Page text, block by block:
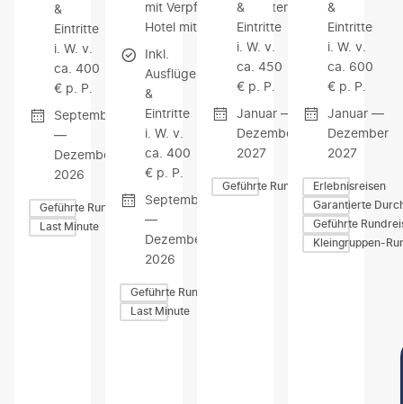
&
Eintritte
i. W. v.
ca. 400
€ p. P.
September
—
Dezember
2026
Geführte Rundreisen
Last Minute
mit Verpflegung / 4-Sterne-
Hotel mit Frühstück
Inkl.
Ausflüge
&
Eintritte
i. W. v.
ca. 400
€ p. P.
September
—
Dezember
2026
Geführte Rundreisen
Last Minute
&
Eintritte
i. W. v.
ca. 450
€ p. P.
Januar —
Dezember
2027
Geführte Rundreisen
&
Eintritte
i. W. v.
ca. 600
€ p. P.
Januar —
Dezember
2027
Erlebnisreisen
Garantierte
Geführte
Kleingruppen-